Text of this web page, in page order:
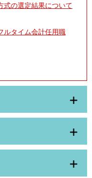
式の選定結果について
タイム会計任用職